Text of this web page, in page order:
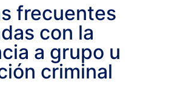
frecuentes
con la
a grupo u
criminal